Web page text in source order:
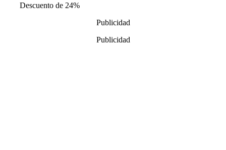
precios:
Descuento de 24%
Publicidad
Publicidad